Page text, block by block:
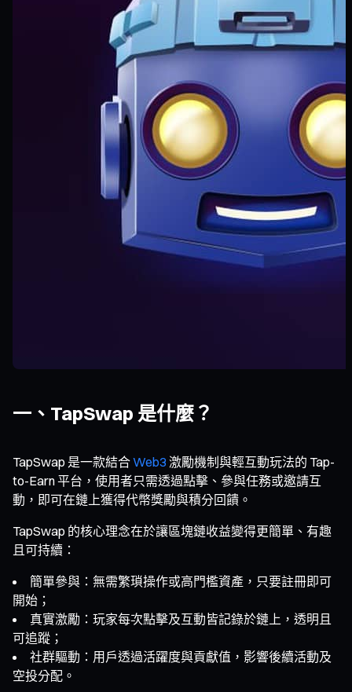
一、TapSwap 是什麼？
TapSwap 是一款結合Web3 激勵機制與輕互動玩法的 Tap-
to-Earn 平台，使用者只需透過點擊、參與任務或邀請互
動，即可在鏈上獲得代幣獎勵與積分回饋。
TapSwap 的核心理念在於讓區塊鏈收益變得更簡單、有趣
且可持續：
簡單參與：無需繁瑣操作或高門檻資產，只要註冊即可
開始；
真實激勵：玩家每次點擊及互動皆記錄於鏈上，透明且
可追蹤；
社群驅動：用戶透過活躍度與貢獻值，影響後續活動及
空投分配。